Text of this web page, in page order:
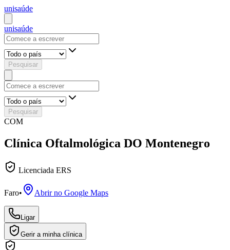
unisaúde
unisaúde
Pesquisar
Pesquisar
COM
Clínica Oftalmológica DO Montenegro
Licenciada ERS
Faro• Abrir no Google Maps
Ligar
Gerir a minha clínica